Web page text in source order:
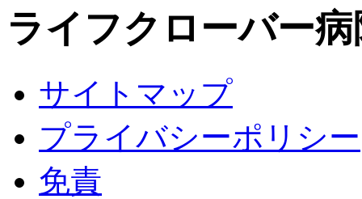
ライフクローバー
サイトマップ
プライバシーポリシー
免責